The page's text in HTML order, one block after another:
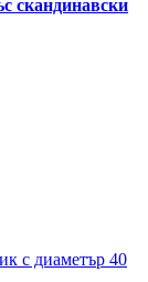
скандинавски